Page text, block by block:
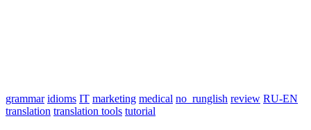
grammar idioms IT marketing medical no_runglish review RU-EN
translation translation tools tutorial